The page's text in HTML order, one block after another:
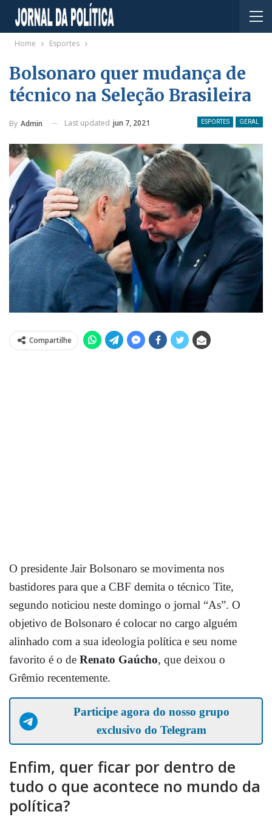
Home Esportes
Bolsonaro quer mudança de
técnico na Seleção Brasileira
ESPORTES GERAL
By Admin Last updated jun 7, 2021
Compartilhe
O presidente Jair Bolsonaro se movimenta nos
bastidores para que a CBF demita o técnico Tite,
segundo noticiou neste domingo o jornal “As”. O
objetivo de Bolsonaro é colocar no cargo alguém
alinhado com a sua ideologia política e seu nome
favorito é o de Renato Gaúcho, que deixou o
Grêmio recentemente.
Participe agora do nosso grupo
exclusivo do Telegram
Enfim, quer ficar por dentro de
tudo o que acontece no mundo da
política?